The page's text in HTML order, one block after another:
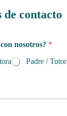
de contacto
nosotros? *
Padre / Tutor